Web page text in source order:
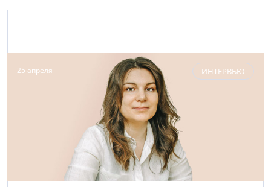
ГК «Глобал ЭМ»
(812) 987-60-50
25 апреля ИНТЕРВЬЮ